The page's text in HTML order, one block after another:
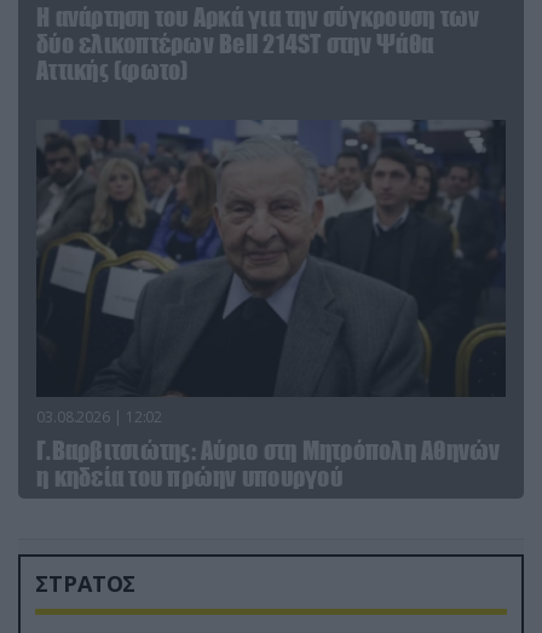
Η ανάρτηση του Αρκά για την σύγκρουση των
δύο ελικοπτέρων Bell 214ST στην Ψάθα
Αττικής (φωτο)
03.08.2026 | 12:02
Γ.Βαρβιτσιώτης: Aύριο στη Μητρόπολη Αθηνών
η κηδεία του πρώην υπουργού
ΣΤΡΑΤΟΣ